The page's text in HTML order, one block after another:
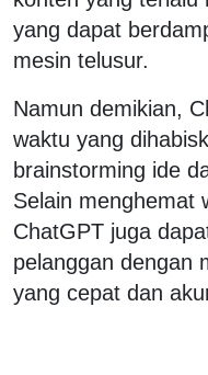
yang dapat
mesin telusur.
Namun demikian,
waktu yang
brainstorming ide
Selain menghemat
ChatGPT juga
pelanggan dengan
yang cepat dan